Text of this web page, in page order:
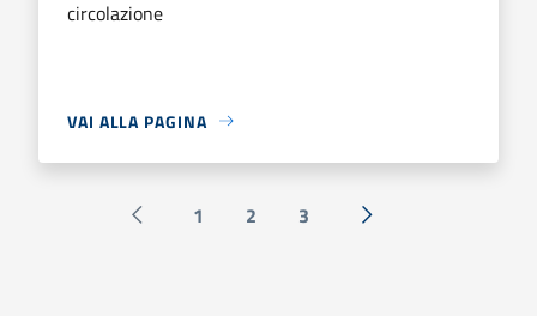
circolazione
VAI ALLA PAGINA
Pagina precedente
1 2 3 Successiva »